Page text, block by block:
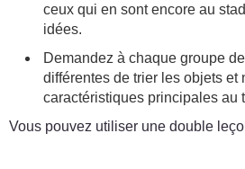
ceux qui en sont encore au
idées.
Demandez à chaque groupe
différentes de trier les objets et
caractéristiques principales au
Vous pouvez utiliser une double